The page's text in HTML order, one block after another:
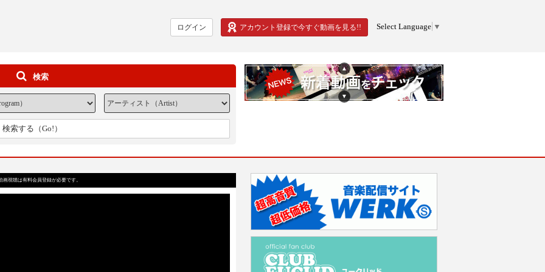
ログイン アカウント登録で今すぐ動画を見る!! Select Language ▼
検索
検索する（Go!）
▲
▼
画視聴は有料会員登録が必要です。